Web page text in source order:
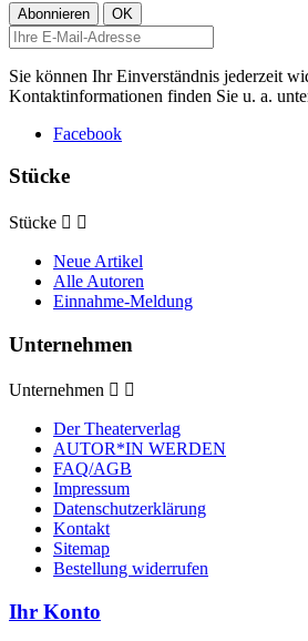
Sie können Ihr Einverständnis jederzeit
Kontaktinformationen finden Sie u. a.
Facebook
Stücke
Stücke  
Neue Artikel
Alle Autoren
Einnahme-Meldung
Unternehmen
Unternehmen  
Der Theaterverlag
AUTOR*IN WERDEN
FAQ/AGB
Impressum
Datenschutzerklärung
Kontakt
Sitemap
Bestellung widerrufen
Ihr Konto